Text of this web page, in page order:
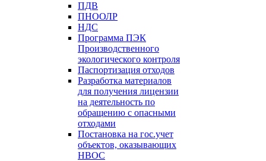
ПДВ
ПНООЛР
НДС
Программа ПЭК
Производственного
экологического контроля
Паспортизация отходов
Разработка материалов
для получения лицензии
на деятельность по
обращению с опасными
отходами
Постановка на гос.учет
объектов, оказывающих
НВОС